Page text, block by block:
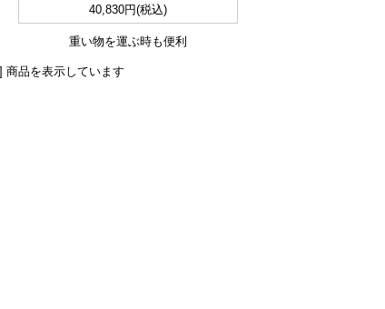
40,830円(税込)
重い物を運ぶ時も便利
商品を表示しています